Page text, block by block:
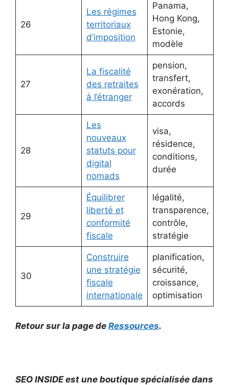
26
Les régimes
territoriaux
d’imposition
Panama,
Hong Kong,
Estonie,
modèle
27
La fiscalité
des retraites
à l’étranger
pension,
transfert,
exonération,
accords
28
Les
nouveaux
statuts pour
digital
nomads
visa,
résidence,
conditions,
durée
29
Équilibrer
liberté et
conformité
fiscale
légalité,
transparence,
contrôle,
stratégie
30
Construire
une stratégie
fiscale
internationale
planification,
sécurité,
croissance,
optimisation
Retour sur la page de Ressources.
SEO INSIDE est une boutique spécialisée dans